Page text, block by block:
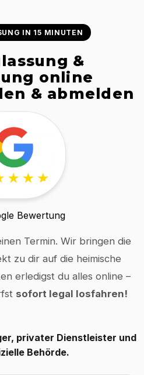
IN 15 MINUTEN
&
online
& abmelden
Bewertung
Termin. Wir bringen die
zu dir auf die heimische
erledigst du alles online –
sofort legal losfahren!
privater Dienstleister und
Behörde.